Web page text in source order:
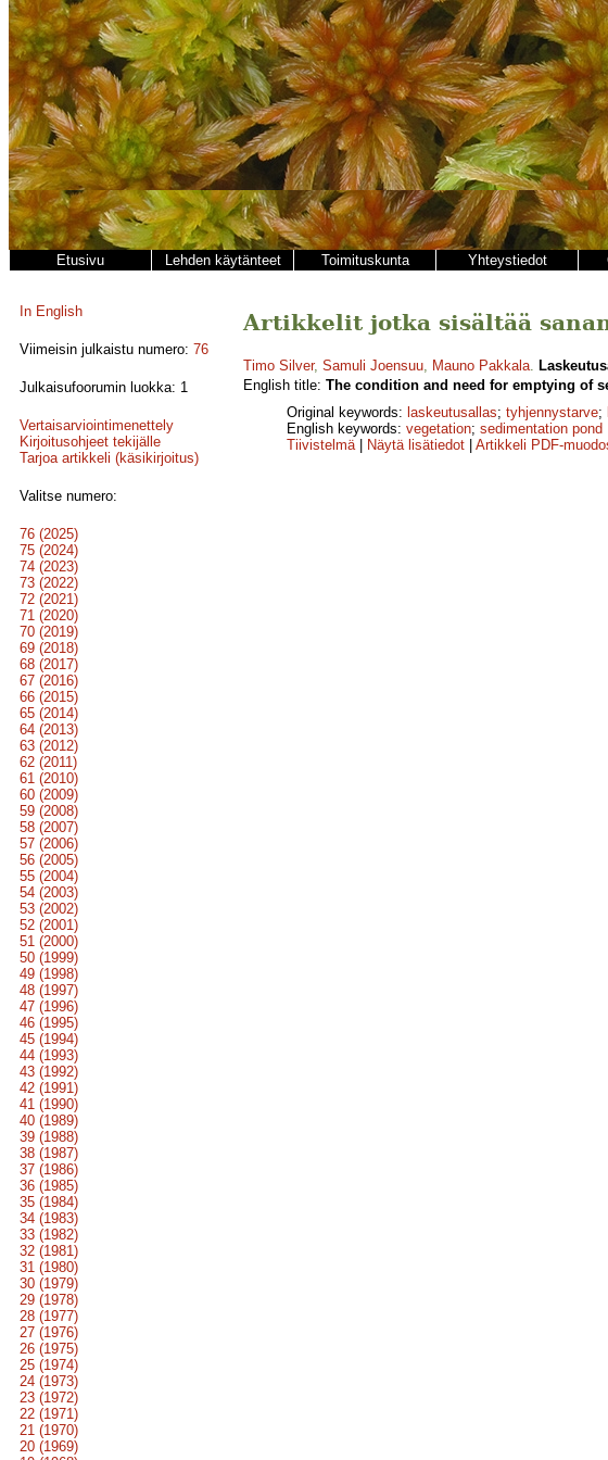
Etusivu Lehden käytänteet Toimituskunta Yhteystiedot
In English
Viimeisin julkaistu numero: 76
Julkaisufoorumin luokka: 1
Vertaisarviointimenettely
Kirjoitusohjeet tekijälle
Tarjoa artikkeli (käsikirjoitus)
Valitse numero:
76 (2025)
75 (2024)
74 (2023)
73 (2022)
72 (2021)
71 (2020)
70 (2019)
69 (2018)
68 (2017)
67 (2016)
66 (2015)
65 (2014)
64 (2013)
63 (2012)
62 (2011)
61 (2010)
60 (2009)
59 (2008)
58 (2007)
57 (2006)
56 (2005)
55 (2004)
54 (2003)
53 (2002)
52 (2001)
51 (2000)
50 (1999)
49 (1998)
48 (1997)
47 (1996)
46 (1995)
45 (1994)
44 (1993)
43 (1992)
42 (1991)
41 (1990)
40 (1989)
39 (1988)
38 (1987)
37 (1986)
36 (1985)
35 (1984)
34 (1983)
33 (1982)
32 (1981)
31 (1980)
30 (1979)
29 (1978)
28 (1977)
27 (1976)
26 (1975)
25 (1974)
24 (1973)
23 (1972)
22 (1971)
21 (1970)
20 (1969)
Artikkelit jotka sisältää
Timo Silver, Samuli Joensuu, Mauno Pakkala.
English title: The condition and need for emptying of
Original keywords: laskeutusallas; tyhjennystarve;
English keywords: vegetation; sedimentation pond
Tiivistelmä| Näytä lisätiedot Artikkeli PDF-